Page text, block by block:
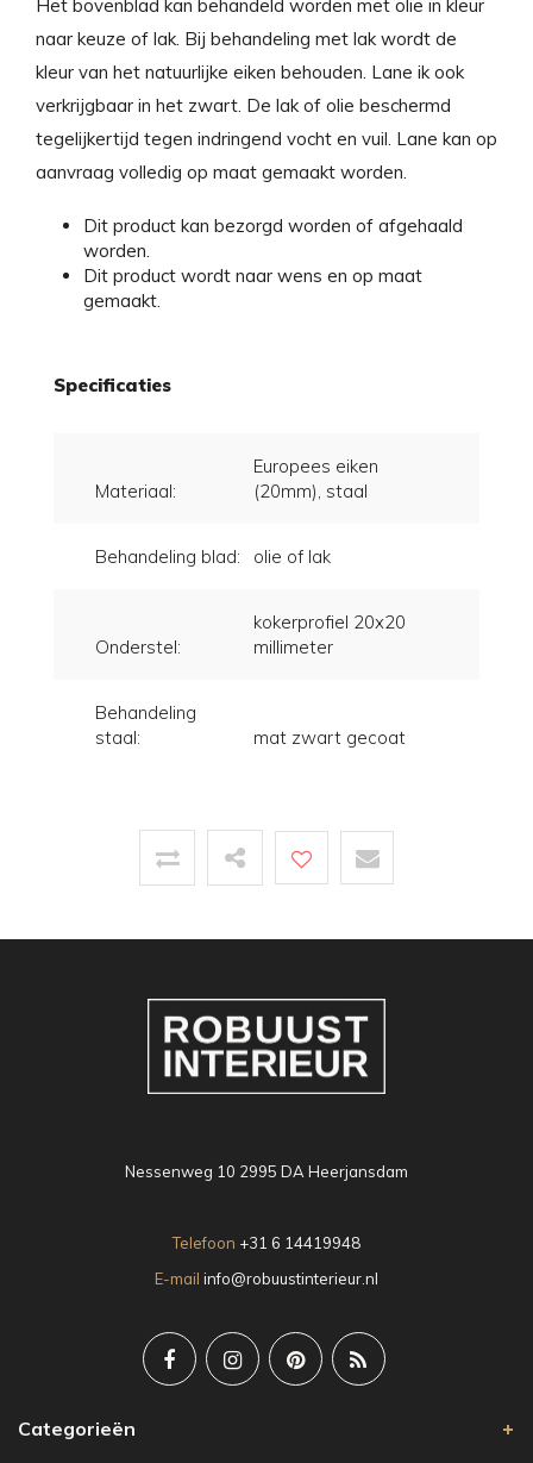
Het bovenblad kan behandeld worden met olie in kleur
naar keuze of lak. Bij behandeling met lak wordt de
kleur van het natuurlijke eiken behouden. Lane ik ook
verkrijgbaar in het zwart. De lak of olie beschermd
tegelijkertijd tegen indringend vocht en vuil. Lane kan op
aanvraag volledig op maat gemaakt worden.
Dit product kan bezorgd worden of afgehaald
worden.
Dit product wordt naar wens en op maat
gemaakt.
Specificaties
Materiaal:
Europees eiken
(20mm), staal
Behandeling blad: olie of lak
Onderstel:
kokerprofiel 20x20
millimeter
Behandeling
staal:
mat zwart gecoat
Nessenweg 10 2995 DA Heerjansdam
Telefoon +31 6 14419948
E-mail info@robuustinterieur.nl
Categorieën